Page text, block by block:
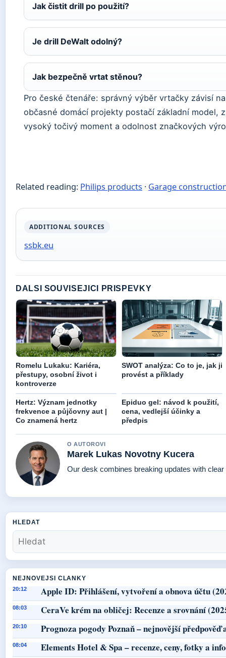
Jak čistit drill po použití?
Je drill DeWalt odolný?
Jak bezpečně vrtat stěnou?
Pro české čtenáře: správný výběr vrtačky závisí
občasné domácí projekty postačí základní model,
vysoký točivý moment a odolnost značkových
Related reading: Philips products · Garage
ADDITIONAL SOURCES
ssbk.eu
DALSI SOUVISEJICI PRISPEVKY
Romelu Lukaku: Kariéra,
přestupy, osobní život i
kontroverze
SWOT analýza: Co to je, jak ji
provést a příklady
Hertz: Význam jednotky
frekvence a půjčovny aut |
Co znamená hertz
Epiduo gel: návod k použití,
cena, vedlejší účinky a
předpis
O AUTOROVI
Marek Lukas Novotny Kucera
Our desk combines breaking updates with
HLEDAT
NEJNOVEJSI CLANKY
20:12 Apple ID: Přihlášení, vytvoření a obnova účtu
08:03 CeraVe krém na obličej: Recenze a srovnání
20:10 Prognoza pogody Poznaň – nejnovější předpověď
08:04 Elements Hotel & Spa – recenze, ceny, fotky a